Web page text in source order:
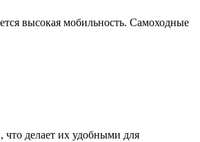
высокая мобильность. Самоходные
что делает их удобными для